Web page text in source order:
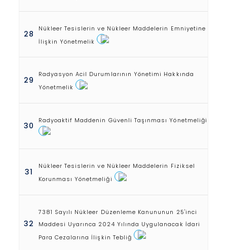
28
Nükleer Tesislerin ve Nükleer Maddelerin Emniyetine
İlişkin Yönetmelik
29
Radyasyon Acil Durumlarının Yönetimi Hakkında
Yönetmelik
30
Radyoaktif Maddenin Güvenli Taşınması Yönetmeliği
31
Nükleer Tesislerin ve Nükleer Maddelerin Fiziksel
Korunması Yönetmeliği
32
7381 Sayılı Nükleer Düzenleme Kanununun 25'inci
Maddesi Uyarınca 2024 Yılında Uygulanacak İdari
Para Cezalarına İlişkin Tebliğ